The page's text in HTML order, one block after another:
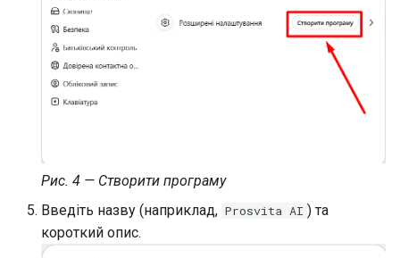
Рис. 4 — Створити програму
Введіть назву (наприклад, Prosvita AI ) та
короткий опис.